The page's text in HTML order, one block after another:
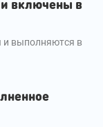
включены в
и выполняются в